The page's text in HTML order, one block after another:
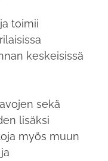
toimii
keskeisissä
sekä
lisäksi
myös muun